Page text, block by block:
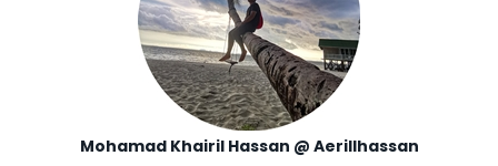
Mohamad Khairil Hassan @ Aerillhassan